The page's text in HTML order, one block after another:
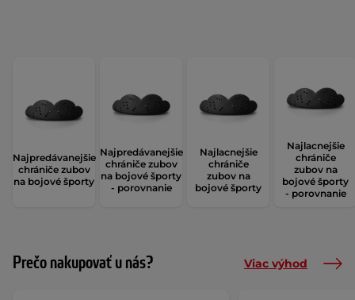
Najpredávanejšie
chrániče zubov
na bojové športy
Najpredávanejšie
chrániče zubov
na bojové športy
- porovnanie
Najlacnejšie
chrániče
zubov na
bojové športy
Najlacnejšie
chrániče
zubov na
bojové športy
- porovnanie
Prečo nakupovať u nás? Viac výhod